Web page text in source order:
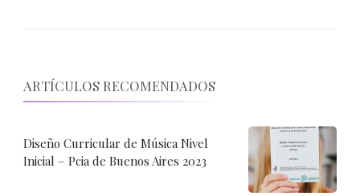
ARTÍCULOS RECOMENDADOS
Diseño Curricular de Música Nivel
Inicial – Pcia de Buenos Aires 2023